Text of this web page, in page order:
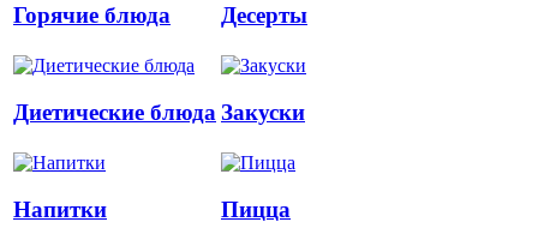
Горячие блюда Десерты
Диетические блюда Закуски
Напитки Пицца